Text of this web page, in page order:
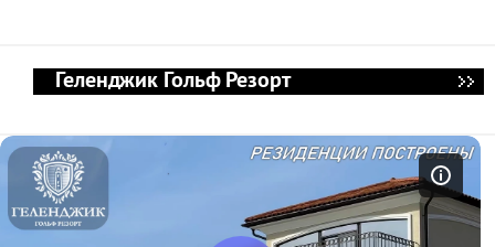
Геленджик Гольф Резорт